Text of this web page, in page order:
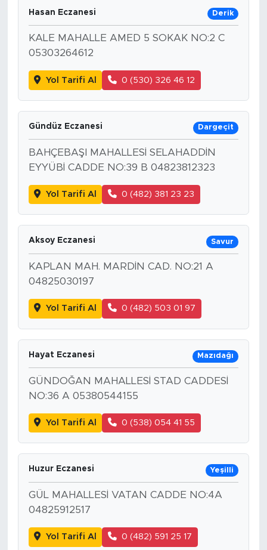
Hasan Eczanesi Derik
KALE MAHALLE AMED 5 SOKAK NO:2 C
05303264612
Yol Tarifi Al 0 (530) 326 46 12
Gündüz Eczanesi Dargeçit
BAHÇEBAŞI MAHALLESİ SELAHADDİN
EYYÜBİ CADDE NO:39 B 04823812323
Yol Tarifi Al 0 (482) 381 23 23
Aksoy Eczanesi Savur
KAPLAN MAH. MARDİN CAD. NO:21 A
04825030197
Yol Tarifi Al 0 (482) 503 01 97
Hayat Eczanesi Mazıdağı
GÜNDOĞAN MAHALLESİ STAD CADDESİ
NO:36 A 05380544155
Yol Tarifi Al 0 (538) 054 41 55
Huzur Eczanesi Yeşilli
GÜL MAHALLESİ VATAN CADDE NO:4A
04825912517
Yol Tarifi Al 0 (482) 591 25 17